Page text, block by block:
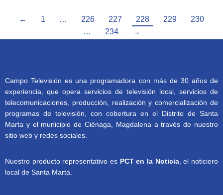
← 1 … 226 227 228 229
230
…
234 →
Campo Televisión es una programadora con más de 30 años de
experiencia, que opera servicios de televisión local, servicios de
telecomunicaciones, producción, realización y comercialización de
programas de televisión, con cobertura en el Distrito de Santa
Marta y el municipio de Ciénaga, Magdalena a través de nuestro
sitio web y redes sociales.
Nuestro producto representativo es PCT en la Noticia, el noticiero
local de Santa Marta.